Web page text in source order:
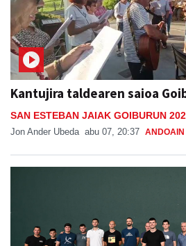
Kantujira taldearen saioa
SAN ESTEBAN JAIAK GOIBURUN
Jon Ander Ubeda abu 07, 20:37 ANDOAIN